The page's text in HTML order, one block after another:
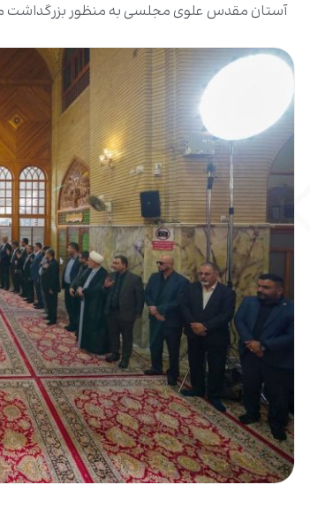
آستان مقدس علوی مجلسی به منظور بزرگداشت